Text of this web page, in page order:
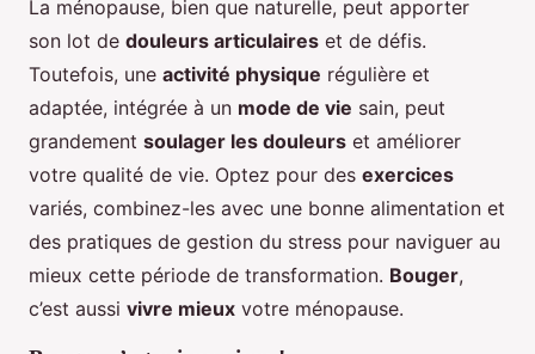
La ménopause, bien que naturelle, peut apporter
son lot de douleurs articulaires et de défis.
Toutefois, une activité physique régulière et
adaptée, intégrée à un mode de vie sain, peut
grandement soulager les douleurs et améliorer
votre qualité de vie. Optez pour des exercices
variés, combinez-les avec une bonne alimentation et
des pratiques de gestion du stress pour naviguer au
mieux cette période de transformation. Bouger,
c’est aussi vivre mieux votre ménopause.